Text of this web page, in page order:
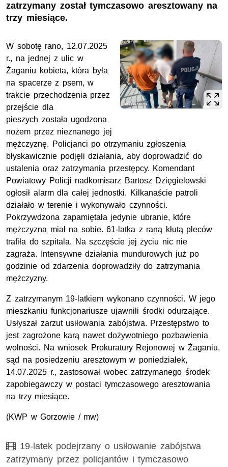
zatrzymany został tymczasowo aresztowany na
trzy miesiące.
W sobotę rano, 12.07.2025
r., na jednej z ulic w
Żaganiu kobieta, która była
na spacerze z psem, w
trakcie przechodzenia przez
przejście dla
pieszych została ugodzona
nożem przez nieznanego jej
mężczyznę. Policjanci po otrzymaniu zgłoszenia
błyskawicznie podjęli działania, aby doprowadzić do
ustalenia oraz zatrzymania przestępcy. Komendant
Powiatowy Policji nadkomisarz Bartosz Dzięgielowski
ogłosił alarm dla całej jednostki. Kilkanaście patroli
działało w terenie i wykonywało czynności.
Pokrzywdzona zapamiętała jedynie ubranie, które
mężczyzna miał na sobie. 61-latka z raną kłutą pleców
trafiła do szpitala. Na szczęście jej życiu nic nie
zagraża. Intensywne działania mundurowych już po
godzinie od zdarzenia doprowadziły do zatrzymania
mężczyzny.
Z zatrzymanym 19-latkiem wykonano czynności. W jego
mieszkaniu funkcjonariusze ujawnili środki odurzające.
Usłyszał zarzut usiłowania zabójstwa. Przestępstwo to
jest zagrożone karą nawet dożywotniego pozbawienia
wolności. Na wniosek Prokuratury Rejonowej w Żaganiu,
sąd na posiedzeniu aresztowym w poniedziałek,
14.07.2025 r., zastosował wobec zatrzymanego środek
zapobiegawczy w postaci tymczasowego aresztowania
na trzy miesiące.
(KWP w Gorzowie / mw)
Film
19-latek podejrzany o usiłowanie zabójstwa
zatrzymany przez policjantów i tymczasowo